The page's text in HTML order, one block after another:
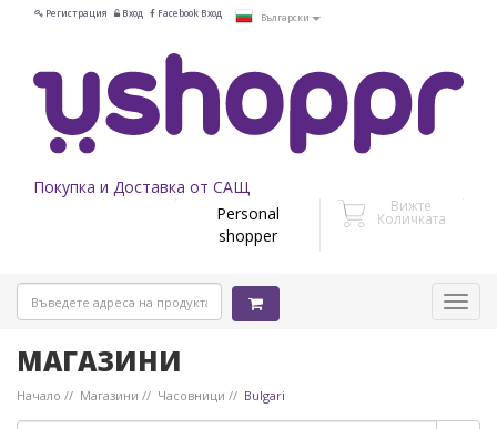
Регистрация Вход Facebook Вход Български
Покупка и Доставка от САЩ
Personal
shopper
Вижте
Количката
МАГАЗИНИ
Начало Магазини Часовници Bulgari